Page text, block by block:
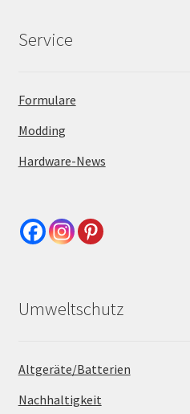
Service
Formulare
Modding
Hardware-News
Umweltschutz
Altgeräte/Batterien
Nachhaltigkeit